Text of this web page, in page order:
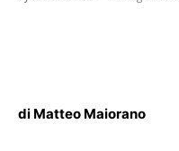
di Matteo Maiorano